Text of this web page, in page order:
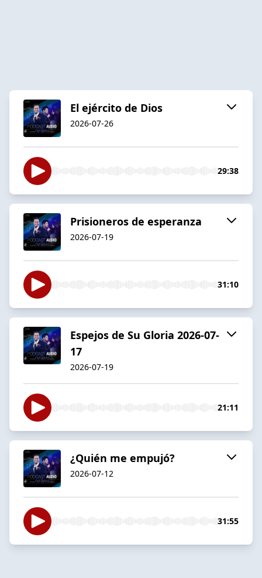
El ejército de Dios
2026-07-26
29:38
Prisioneros de esperanza
2026-07-19
31:10
Espejos de Su Gloria 2026-07-
17
2026-07-19
21:11
¿Quién me empujó?
2026-07-12
31:55